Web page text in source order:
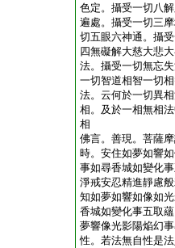
色定。攝受一切八
遍處。攝受一切三
切五眼六神通。攝
四無礙解大慈大悲
法。攝受一切無忘
一切智道相智一切
法。云何於一切異
相。及於一相無相
相
佛言。善現。菩薩
時。安住如夢如響
事如尋香城如變化
淨戒安忍精進靜慮
知如夢如響如像如
香城如變化事五取
夢響像光影陽焔幻
性。若法無自性是